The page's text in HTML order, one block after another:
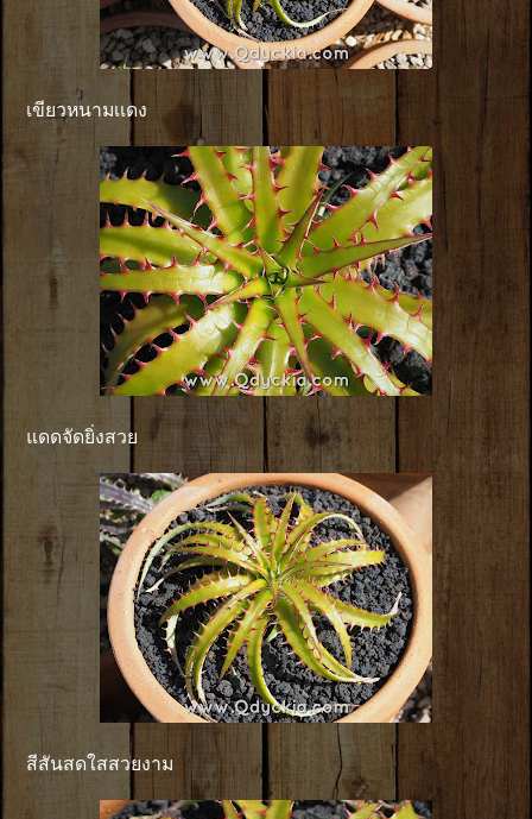
เขียวหนามเเดง
แดดจัดยิ่งสวย
สีสันสดใสสวยงาม